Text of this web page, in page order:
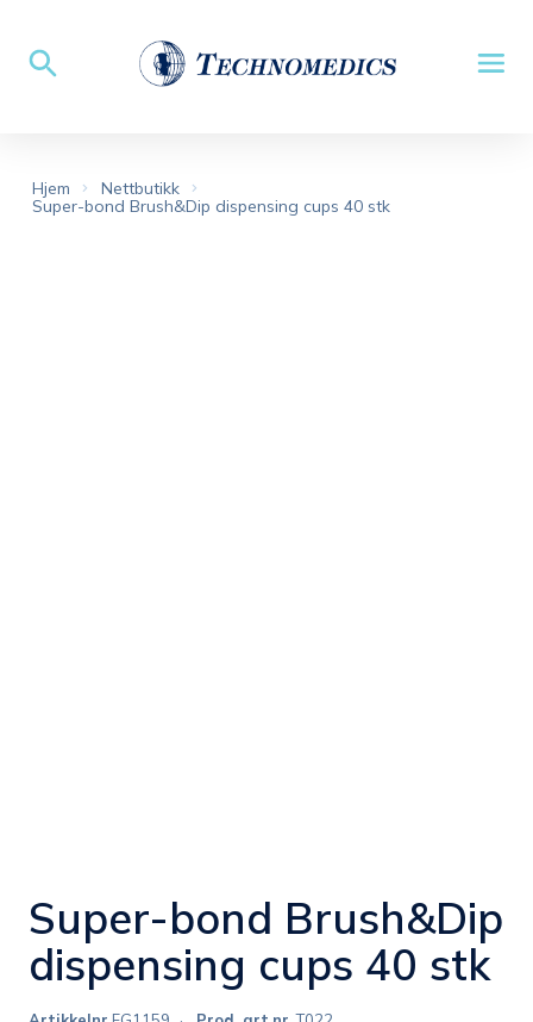
Hjem
Nettbutikk
Super-bond Brush&Dip dispensing cups 40 stk
Super-bond Brush&Dip
dispensing cups 40 stk